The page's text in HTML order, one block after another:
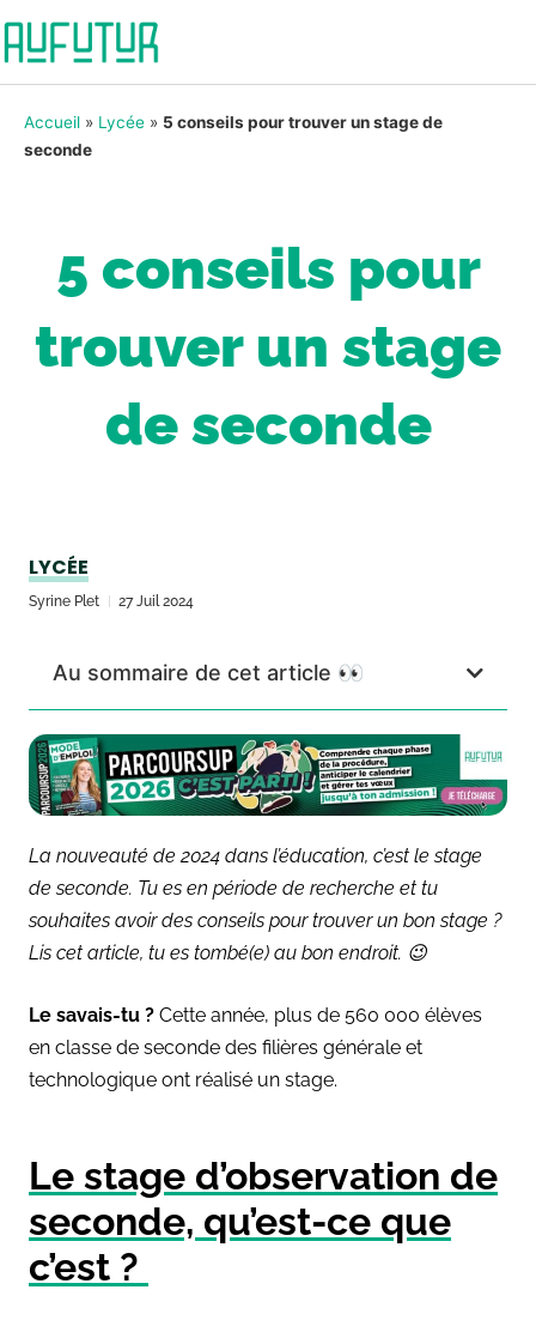
Accueil » Lycée » 5 conseils pour trouver un stage de
seconde
5 conseils pour
trouver un stage
de seconde
LYCÉE
Syrine Plet 27 Juil 2024
Au sommaire de cet article 👀
La nouveauté de 2024 dans l’éducation, c’est le stage
de seconde. Tu es en période de recherche et tu
souhaites avoir des conseils pour trouver un bon stage ?
Lis cet article, tu es tombé(e) au bon endroit. 😉
Le savais-tu ? Cette année, plus de 560 000 élèves
en classe de seconde des filières générale et
technologique ont réalisé un stage.
Le stage d’observation de
seconde, qu’est-ce que
c’est ?